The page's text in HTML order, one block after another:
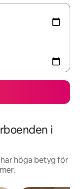
i
höga betyg för